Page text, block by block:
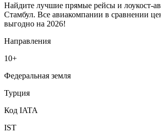
Найдите лучшие прямые рейсы и лоукост-
Стамбул. Все авиакомпании в сравнении
выгодно на 2026!
Направления
10+
Федеральная земля
Турция
Код IATA
IST